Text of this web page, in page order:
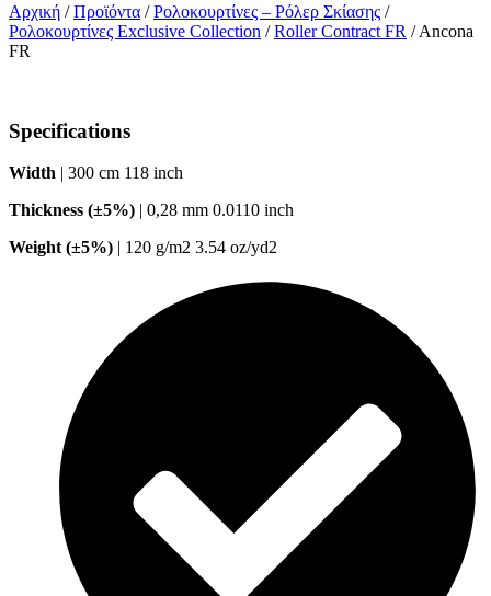
Αρχική /Προϊόντα /Ρολοκουρτίνες – Ρόλερ Σκίασης /
Ρολοκουρτίνες Exclusive Collection /Roller Contract FR /Ancona
FR
Specifications
Width | 300 cm 118 inch
Thickness (±5%) | 0,28 mm 0.0110 inch
Weight (±5%) | 120 g/m2 3.54 oz/yd2